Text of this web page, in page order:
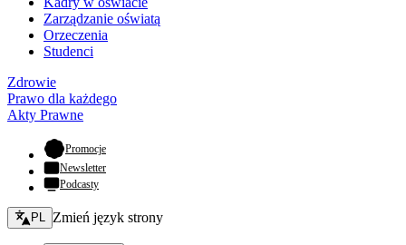
Zarządzanie oświatą
Orzeczenia
Studenci
Zdrowie
Prawo dla każdego
Akty Prawne
Promocje- otwiera się w nowej karcie
Newsletter
Podcasty
Zmień język - bieżący:
PL Zmień język strony